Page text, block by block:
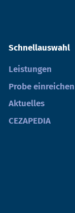
Schnellauswahl
Leistungen
Probe einreichen
Aktuelles
CEZAPEDIA